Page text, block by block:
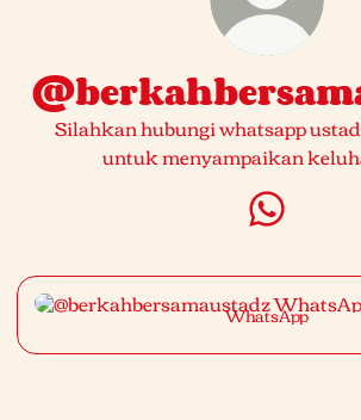
Silahkan hubungi whatsapp
untuk menyampaikan
WhatsApp
WhatsApp